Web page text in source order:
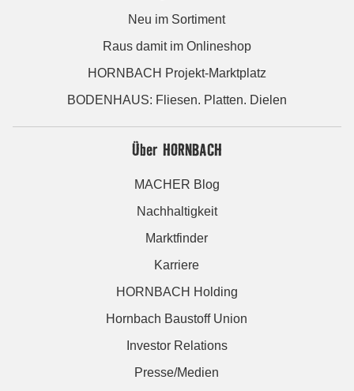
Neu im Sortiment
Raus damit im Onlineshop
HORNBACH Projekt-Marktplatz
BODENHAUS: Fliesen. Platten. Dielen
Über HORNBACH
MACHER Blog
Nachhaltigkeit
Marktfinder
Karriere
HORNBACH Holding
Hornbach Baustoff Union
Investor Relations
Presse/Medien